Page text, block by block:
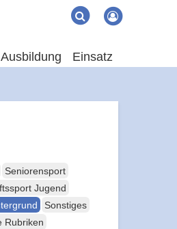
Suche Suchen
Ausbildung Einsatz
Seniorensport
Jugend
Sonstiges
Rubriken